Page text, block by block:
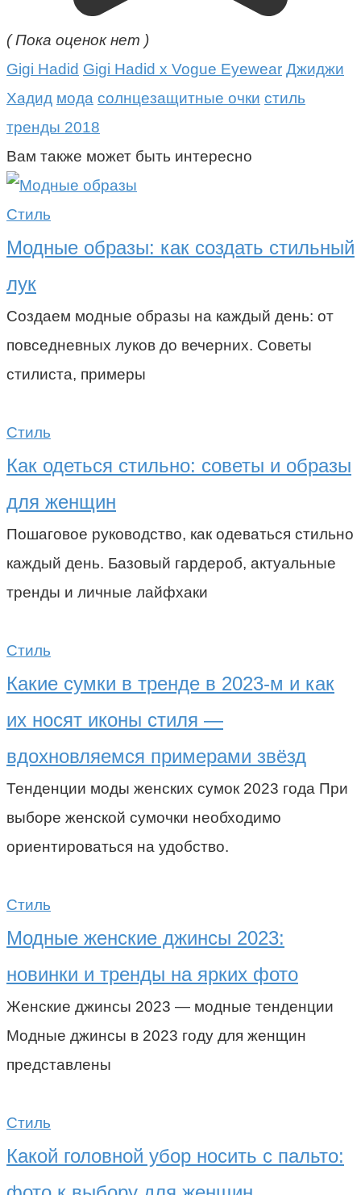
( Пока оценок нет )
Gigi Hadid Gigi Hadid x Vogue Eyewear Джиджи
Хадид мода солнцезащитные очки стиль
тренды 2018
Вам также может быть интересно
Стиль
Модные образы: как создать стильный
лук
Создаем модные образы на каждый день: от
повседневных луков до вечерних. Советы
стилиста, примеры
Стиль
Как одеться стильно: советы и образы
для женщин
Пошаговое руководство, как одеваться стильно
каждый день. Базовый гардероб, актуальные
тренды и личные лайфхаки
Стиль
Какие сумки в тренде в 2023-м и как
их носят иконы стиля —
вдохновляемся примерами звёзд
Тенденции моды женских сумок 2023 года При
выборе женской сумочки необходимо
ориентироваться на удобство.
Стиль
Модные женские джинсы 2023:
новинки и тренды на ярких фото
Женские джинсы 2023 — модные тенденции
Модные джинсы в 2023 году для женщин
представлены
Стиль
Какой головной убор носить с пальто: